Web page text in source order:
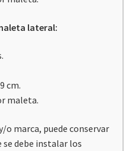
lateral:
cm.
maleta.
o marca, puede conservar
debe instalar los